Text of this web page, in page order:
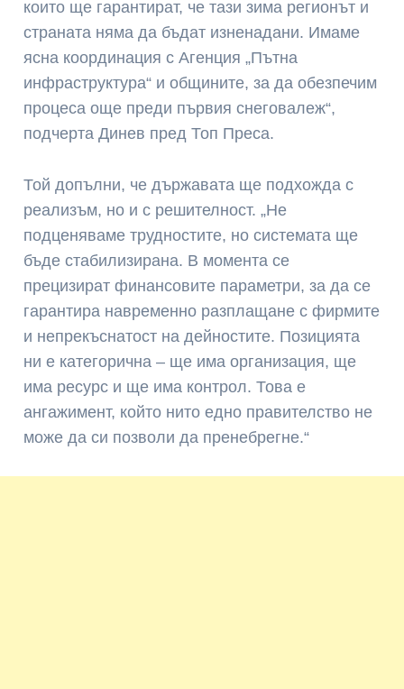
които ще гарантират, че тази зима регионът и
страната няма да бъдат изненадани. Имаме
ясна координация с Агенция „Пътна
инфраструктура“ и общините, за да обезпечим
процеса още преди първия снеговалеж“,
подчерта Динев пред Топ Преса.
Той допълни, че държавата ще подхожда с
реализъм, но и с решителност. „Не
подценяваме трудностите, но системата ще
бъде стабилизирана. В момента се
прецизират финансовите параметри, за да се
гарантира навременно разплащане с фирмите
и непрекъснатост на дейностите. Позицията
ни е категорична – ще има организация, ще
има ресурс и ще има контрол. Това е
ангажимент, който нито едно правителство не
може да си позволи да пренебрегне.“